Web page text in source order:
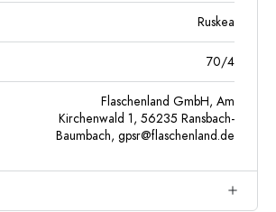
Ruskea
70/4
Flaschenland GmbH, Am
Kirchenwald 1, 56235 Ransbach-
Baumbach, gpsr@flaschenland.de